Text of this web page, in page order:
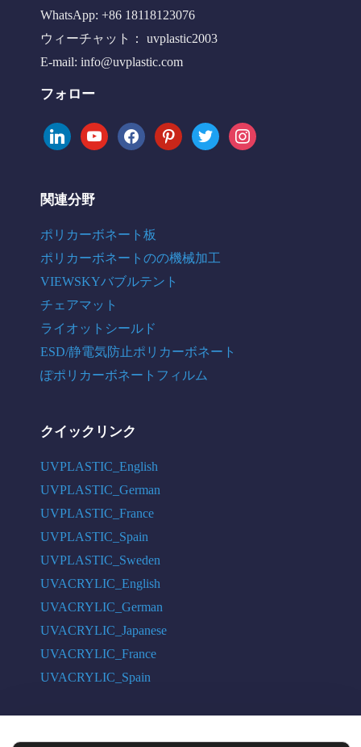
WhatsApp: +86 18118123076
ウィーチャット： uvplastic2003
E-mail: info@uvplastic.com
フォロー
linkedinyoutubefacebookpinteresttwitter instagram
関連分野
ポリカーボネート板
ポリカーボネートのの機械加工
VIEWSKYバブルテント
チェアマット
ライオットシールド
ESD/静電気防止ポリカーボネート
ぽポリカーボネートフィルム
クイックリンク
UVPLASTIC_English
UVPLASTIC_German
UVPLASTIC_France
UVPLASTIC_Spain
UVPLASTIC_Sweden
UVACRYLIC_English
UVACRYLIC_German
UVACRYLIC_Japanese
UVACRYLIC_France
UVACRYLIC_Spain